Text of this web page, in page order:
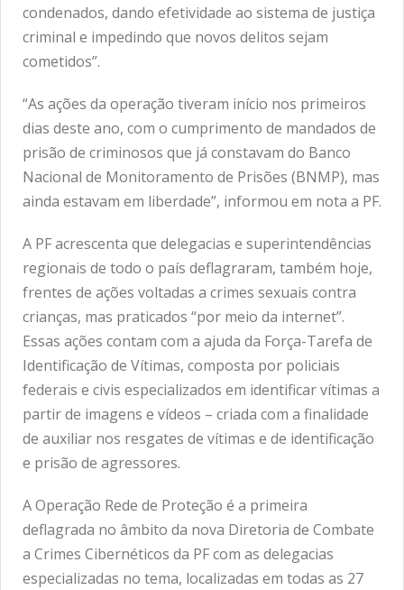
condenados, dando efetividade ao sistema de justiça
criminal e impedindo que novos delitos sejam
cometidos”.
“As ações da operação tiveram início nos primeiros
dias deste ano, com o cumprimento de mandados de
prisão de criminosos que já constavam do Banco
Nacional de Monitoramento de Prisões (BNMP), mas
ainda estavam em liberdade”, informou em nota a PF.
A PF acrescenta que delegacias e superintendências
regionais de todo o país deflagraram, também hoje,
frentes de ações voltadas a crimes sexuais contra
crianças, mas praticados “por meio da internet”.
Essas ações contam com a ajuda da Força-Tarefa de
Identificação de Vítimas, composta por policiais
federais e civis especializados em identificar vítimas a
partir de imagens e vídeos – criada com a finalidade
de auxiliar nos resgates de vítimas e de identificação
e prisão de agressores.
A Operação Rede de Proteção é a primeira
deflagrada no âmbito da nova Diretoria de Combate
a Crimes Cibernéticos da PF com as delegacias
especializadas no tema, localizadas em todas as 27